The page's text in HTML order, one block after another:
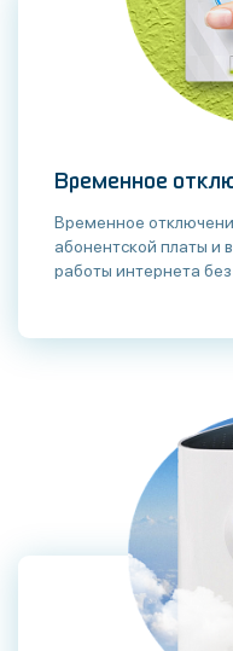
Временное
Временное
абонентской платы и
работы интернета